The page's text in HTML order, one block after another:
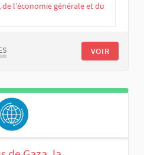
l’économie générale et du
VOIR